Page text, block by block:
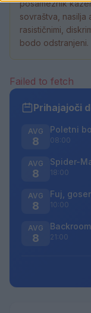
posameznik
sovraštva, nasilja
rasističnimi,
bodo odstranjeni.
Failed to fetch
Prihajajoči
AVG
8
Poletni
08:00
AVG
8
Spider-
18:00
AVG
8
Fuj,
10:00
AVG
8 21:00